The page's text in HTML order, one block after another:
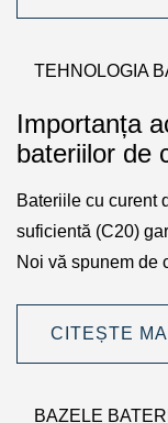
TEHNOLOGIA
Importanța
bateriilor de
Bateriile cu curent
suficientă (C20)
Noi vă spunem de
CITEȘTE
BAZELE